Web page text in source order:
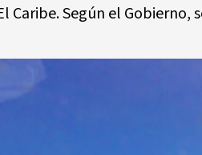
Caribe. Según el Gobierno,